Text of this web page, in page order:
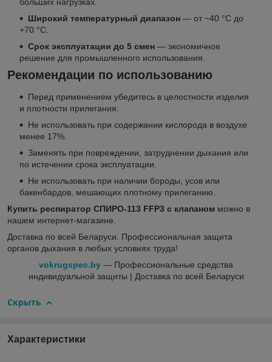
Широкий температурный диапазон — от −40 °C до
+70 °C.
Срок эксплуатации до 5 смен — экономичное
решение для промышленного использования.
Рекомендации по использованию
Перед применением убедитесь в целостности изделия
и плотности прилегания.
Не использовать при содержании кислорода в воздухе
менее 17%.
Заменять при повреждении, затруднении дыхания или
по истечении срока эксплуатации.
Не использовать при наличии бороды, усов или
бакенбардов, мешающих плотному прилеганию.
Купить респиратор СПИРО-113 FFP3 с клапаном можно в
нашем интернет-магазине.
Доставка по всей Беларуси. Профессиональная защита
органов дыхания в любых условиях труда!
vokrugspec.by — Профессиональные средства
индивидуальной защиты | Доставка по всей Беларуси
Скрыть
Характеристики